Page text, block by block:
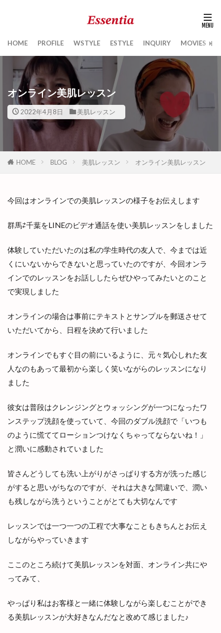
HOME PROFILE WSTYLE ESTYLE INQUIRY MOVIES
オンライン美肌レッスン
2022年4月8日 美肌レッスン
HOME BLOG 美肌レッスン オンライン美肌レッスン
今回はオンラインでの美肌レッスンの様子をお伝えします
群馬⇄千葉をLINEのビデオ通話を使い美肌レッスンをしました
体験していただいたのは私の学生時代の友人で、今までは近
くにいないからできないと思っていたのですが、今回オンラ
インでのレッスンをお話ししたらぜひやってみたいとのこと
で実現しました
オンラインの場合は事前にテキストとサンプルを郵送させて
いただいてから、日程を決めて行いました
オンラインでもすぐ目の前にいるように、元々気心しれた友
人なのもあって最初から楽しく笑いながらのレッスンになり
ました
彼女は普段はクレンジングとウォッシングが一つになったワ
ンステップ洗顔を使っていて、今回のダブル洗顔で「いつも
のように慌ててローションつけなくちゃってならないね！」
と潤いに感動されていました
皆さんどうしても洗い上がりがさっぱりする方が洗った感じ
がすると思いがちなのですが、それは大きな間違いで、潤い
も残しながら洗うということがとても大切なんです
レッスンでは一つ一つの工程で大事なこともきちんとお伝え
しながらやっていきます
ここのところ続けて美肌レッスンを対面、オンライン共にや
ってみて、
やっぱり私はお客様と一緒に体験しながら楽しむことができ
る美肌レッスンが大好きなんだなと改めて感じました♪